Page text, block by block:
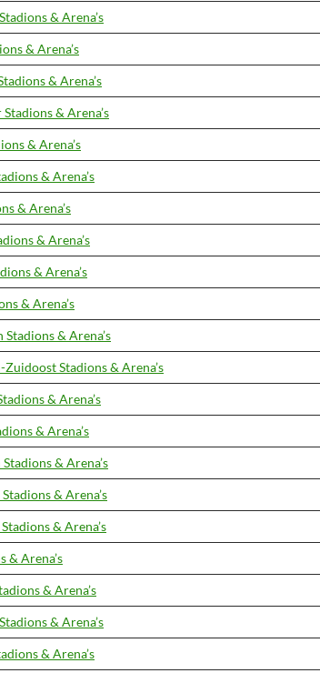
& Arena’s
& Arena’s
& Arena’s
& Arena’s
& Arena’s
& Arena’s
& Arena’s
& Arena’s
& Arena’s
& Arena’s
Stadions & Arena’s
Stadions & Arena’s
& Arena’s
& Arena’s
& Arena’s
& Arena’s
& Arena’s
& Arena’s
& Arena’s
& Arena’s
& Arena’s